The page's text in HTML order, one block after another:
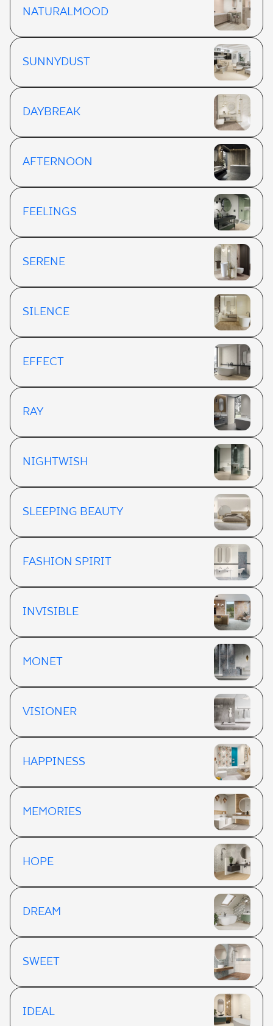
NATURALMOOD
SUNNYDUST
DAYBREAK
AFTERNOON
FEELINGS
SERENE
SILENCE
EFFECT
RAY
NIGHTWISH
SLEEPING BEAUTY
FASHION SPIRIT
INVISIBLE
MONET
VISIONER
HAPPINESS
MEMORIES
HOPE
DREAM
SWEET
IDEAL